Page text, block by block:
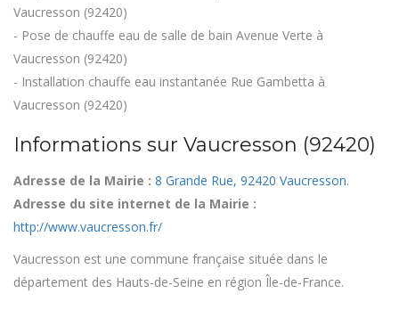
Vaucresson (92420)
- Pose de chauffe eau de salle de bain Avenue Verte à
Vaucresson (92420)
- Installation chauffe eau instantanée Rue Gambetta à
Vaucresson (92420)
Informations sur Vaucresson (92420)
Adresse de la Mairie : 8 Grande Rue, 92420 Vaucresson.
Adresse du site internet de la Mairie :
http://www.vaucresson.fr/
Vaucresson est une commune française située dans le
département des Hauts-de-Seine en région Île-de-France.